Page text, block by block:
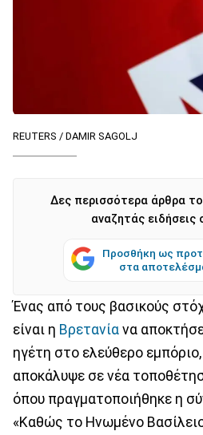
REUTERS / DAMIR SAGOLJ
Δες περισσότερα άρθρα
αναζητάς ειδήσεις
Προσθήκη ως
στα
Ένας από τους βασικούς
είναι η Βρετανία να
ηγέτη στο ελεύθερο
αποκάλυψε σε νέα
όπου πραγματοποιήθηκε η
«Καθώς το Ηνωμένο